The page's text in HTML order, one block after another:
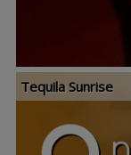
Tequila Sunrise